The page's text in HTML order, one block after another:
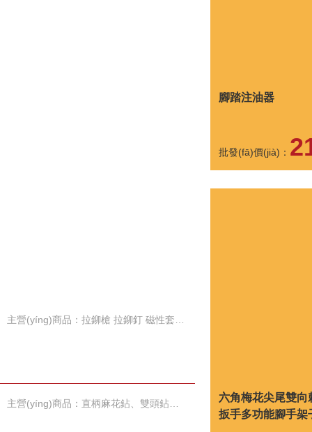
腳踏注油器
批發(fā)價(jià)：
六角梅花尖尾雙向
扳手多功能腳手架